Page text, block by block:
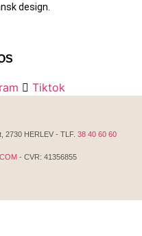
design.
Tiktok
2730 HERLEV - TLF. 38 40 60 60
- CVR: 41356855